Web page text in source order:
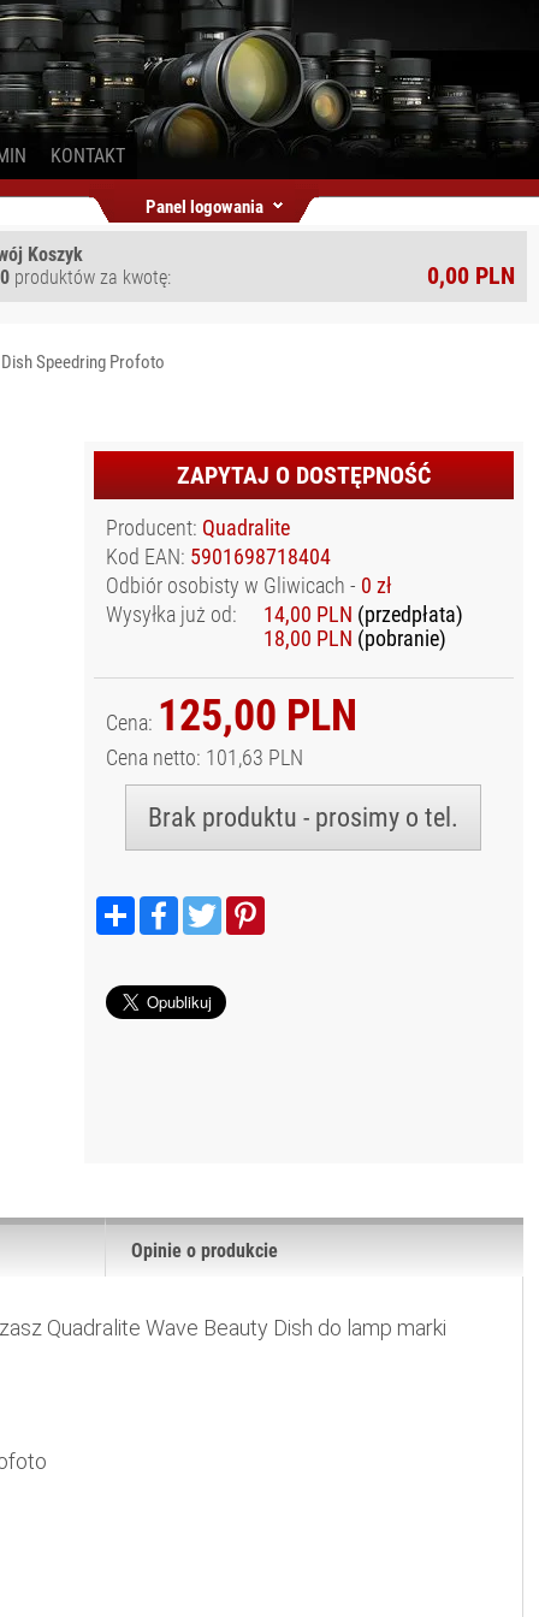
KONTAKT
Panel logowania
Koszyk
0 produktów za kwotę: 0,00 PLN
Speedring Profoto
ZAPYTAJ O DOSTĘPNOŚĆ
Producent: Quadralite
Kod EAN: 5901698718404
Odbiór osobisty w Gliwicach - 0 zł
Wysyłka już od:
14,00 PLN (przedpłata)
18,00 PLN (pobranie)
Cena: 125,00 PLN
Cena netto: 101,63 PLN
Brak produktu - prosimy o tel.
Podziel
się
Facebook
Twitter
Opinie o produkcie
Quadralite Wave Beauty Dish do lamp marki